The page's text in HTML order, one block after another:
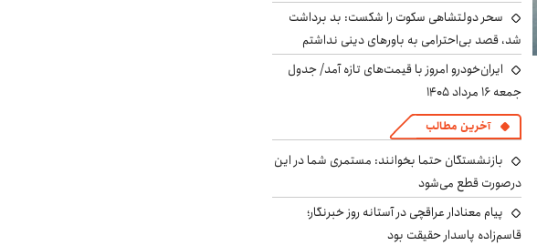
سحر دولتشاهی سکوت را شکست: بد برداشت
شد، قصد بی‌احترامی به باورهای دینی نداشتم
ایران‌خودرو امروز با قیمت‌های تازه آمد/ جدول
جمعه ۱۶ مرداد ۱۴۰۵
آخرین مطالب
بازنشستگان حتما بخوانند: مستمری شما در این
درصورت قطع می‌شود
پیام معنادار عراقچی در آستانه روز خبرنگار؛
قاسم‌زاده پاسدار حقیقت بود